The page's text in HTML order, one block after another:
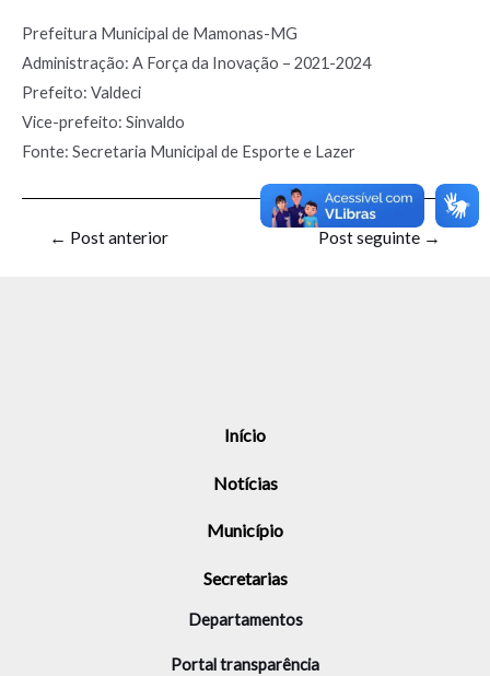
Prefeitura Municipal de Mamonas-MG
Administração: A Força da Inovação – 2021-2024
Prefeito: Valdeci
Vice-prefeito: Sinvaldo
Fonte: Secretaria Municipal de Esporte e Lazer
← Post anterior Post seguinte →
Início
Notícias
Município
Secretarias
Departamentos
Portal transparência